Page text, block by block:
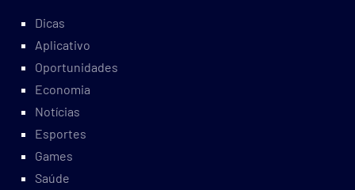
Dicas
Aplicativo
Oportunidades
Economia
Notícias
Esportes
Games
Saúde